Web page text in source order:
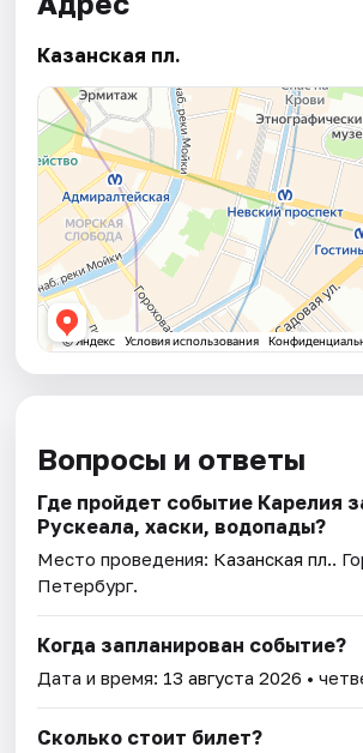
Казанская пл.
Вопросы и ответы
Где пройдет событие Карелия
Рускеала, хаски, водопады?
Место проведения: Казанская пл..
Петербург.
Когда запланирован событие?
Дата и время: 13 августа 2026 •
Сколько стоит билет?